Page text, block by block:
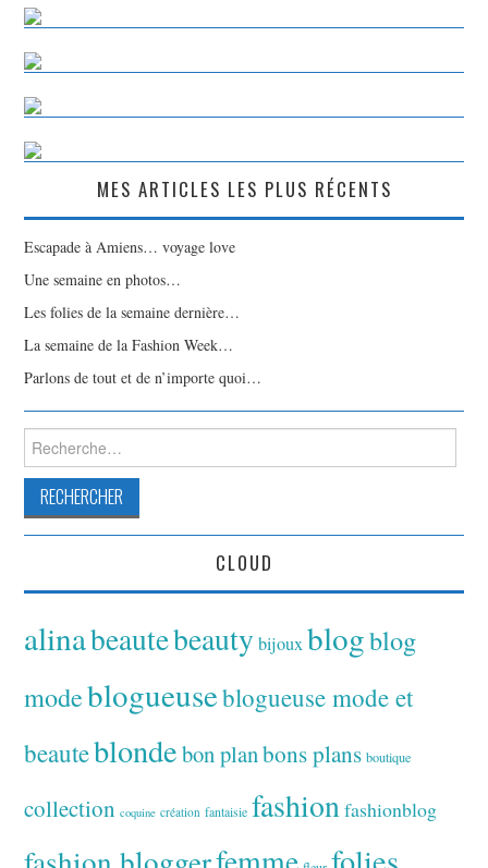
MES ARTICLES LES PLUS RÉCENTS
Escapade à Amiens… voyage love
Une semaine en photos…
Les folies de la semaine dernière…
La semaine de la Fashion Week…
Parlons de tout et de n’importe quoi…
Rechercher :
CLOUD
alinabeautebeauty bijoux blogblog
modeblogueuseblogueuse mode et
beauteblondebon planbons plans boutique
collection coquine création fantaisie fashionfashionblog